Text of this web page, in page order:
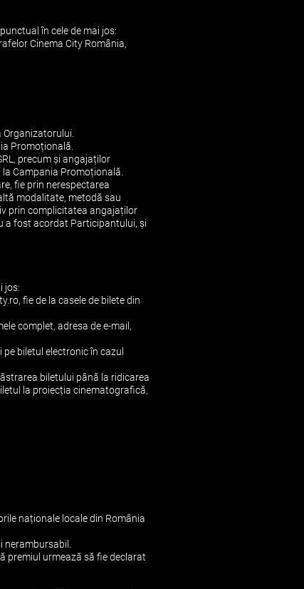
în cele de mai jos:
Cinema City România,
Promoțională.
precum și angajaților
Campania Promoțională.
fie prin nerespectarea
modalitate, metodă sau
prin complicitatea angajaților
a fost acordat Participantului, și
jos:
fie de la casele de bilete din
complet, adresa de e-mail,
biletul electronic în cazul
biletului până la ridicarea
la proiecția cinematografică,
naționale locale din România
premiul urmează să fie declarat